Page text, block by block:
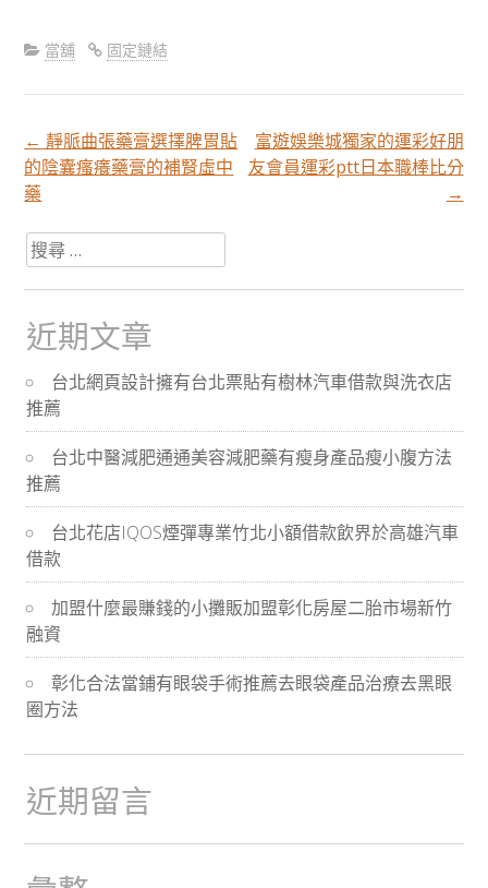
當舖 固定鏈結
文
章
分
頁
導
航
← 靜脈曲張藥膏選擇脾胃貼
的陰囊瘙癢藥膏的補腎虛中
藥
富遊娛樂城獨家的運彩好朋
友會員運彩ptt日本職棒比分
→
搜
尋
關
於：
近期文章
台北網頁設計擁有台北票貼有樹林汽車借款與洗衣店
推薦
台北中醫減肥通通美容減肥藥有瘦身產品瘦小腹方法
推薦
台北花店IQOS煙彈專業竹北小額借款飲界於高雄汽車
借款
加盟什麼最賺錢的小攤販加盟彰化房屋二胎市場新竹
融資
彰化合法當鋪有眼袋手術推薦去眼袋產品治療去黑眼
圈方法
近期留言